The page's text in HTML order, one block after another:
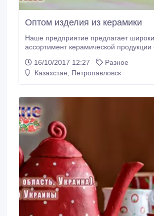
Оптом изделия из керамики
Наше предприятие предлагает
ассортимент керамической продукции
нашей работы. Организуем доставку в
и Европы. Больше продукции можно
16/10/2017 12:27
Разное
Казахстан, Петропавловск